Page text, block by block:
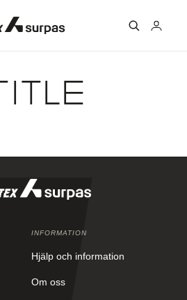
in
title
INFORMATION
Hjälp och information
Om oss